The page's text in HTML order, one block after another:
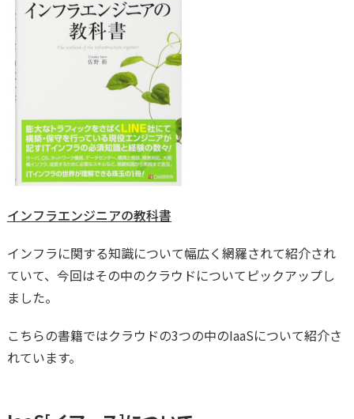
インフラエンジニアの教科書
インフラに関する知識について幅広く網羅されて紹介され
ていて、今回はその中のクラウドについてピックアップし
ました。
こちらの書籍ではクラウドの3つの中のIaaSについて紹介さ
れています。